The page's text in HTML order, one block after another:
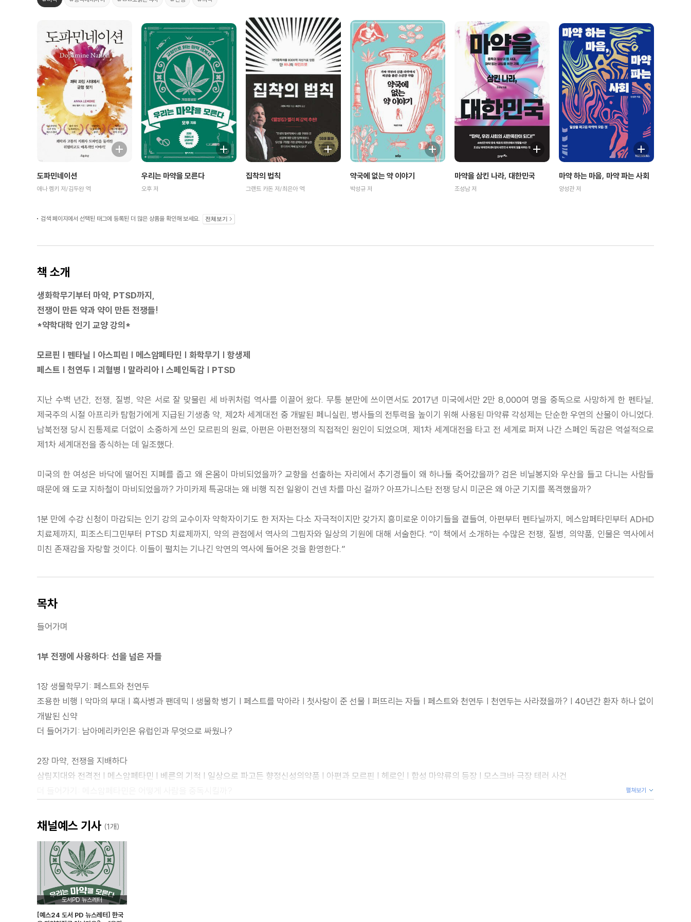
도파민네이션
애나 렘키 저/김두완 역
우리는 마약을 모른다
오후 저
집착의 법칙
그랜트 카돈 저/최은아 역
약국에 없는 약 이야기
박성규 저
마약을 삼킨 나라, 대한민국
조성남 저
마약 하는 마음, 마약 파는 사회
양성관 저
검색 페이지에서 선택된 태그에 등록된 더 많은 상품을 확인해 보세요. 전체보기
책 소개
생화학무기부터 마약, PTSD까지,
전쟁이 만든 약과 약이 만든 전쟁들!
*약학대학 인기 교양 강의*
모르핀 | 펜타닐 | 아스피린 | 메스암페타민 | 화학무기 | 항생제
페스트 | 천연두 | 괴혈병 | 말라리아 | 스페인독감 | PTSD
지난 수백 년간, 전쟁, 질병, 약은 서로 잘 맞물린 세 바퀴처럼 역사를 이끌어 왔다. 무통 분만에 쓰이면서도 2017년 미국에서만 2만 8,000여 명을 중독으로 사망하게 한 펜타닐,
제국주의 시절 아프리카 탐험가에게 지급된 기생충 약, 제2차 세계대전 중 개발된 페니실린, 병사들의 전투력을 높이기 위해 사용된 마약류 각성제는 단순한 우연의 산물이 아니었다.
남북전쟁 당시 진통제로 더없이 소중하게 쓰인 모르핀의 원료, 아편은 아편전쟁의 직접적인 원인이 되었으며, 제1차 세계대전을 타고 전 세계로 퍼져 나간 스페인 독감은 역설적으로
제1차 세계대전을 종식하는 데 일조했다.
미국의 한 여성은 바닥에 떨어진 지폐를 줍고 왜 온몸이 마비되었을까? 교향을 선출하는 자리에서 추기경들이 왜 하나둘 죽어갔을까? 검은 비닐봉지와 우산을 들고 다니는 사람들
때문에 왜 도쿄 지하철이 마비되었을까? 가미카제 특공대는 왜 비행 직전 일왕이 건넨 차를 마신 걸까? 아프가니스탄 전쟁 당시 미군은 왜 아군 기지를 폭격했을까?
1분 만에 수강 신청이 마감되는 인기 강의 교수이자 약학자이기도 한 저자는 다소 자극적이지만 갖가지 흥미로운 이야기들을 곁들여, 아편부터 펜타닐까지, 메스암페타민부터 ADHD
치료제까지, 피조스티그민부터 PTSD 치료제까지, 약의 관점에서 역사의 그림자와 일상의 기원에 대해 서술한다. “이 책에서 소개하는 수많은 전쟁, 질병, 의약품, 인물은 역사에서
미친 존재감을 자랑할 것이다. 이들이 펼치는 기나긴 악연의 역사에 들어온 것을 환영한다.”
목차
들어가며
1부 전쟁에 사용하다: 선을 넘은 자들
1장 생물학무기: 페스트와 천연두
조용한 비행 | 악마의 부대 | 흑사병과 팬데믹 | 생물학 병기 | 페스트를 막아라 | 첫사랑이 준 선물 | 퍼뜨리는 자들 | 페스트와 천연두 | 천연두는 사라졌을까? | 40년간 환자 하나 없이
개발된 신약
더 들어가기: 남아메리카인은 유럽인과 무엇으로 싸웠나?
2장 마약, 전쟁을 지배하다
삼림지대와 전격전 | 메스암페타민 | 베른의 기적 | 일상으로 파고든 향정신성의약품 | 아편과 모르핀 | 헤로인 | 합성 마약류의 등장 | 모스크바 극장 테러 사건
3장 화학무기와 해독제
더 들어가기: 아프가니스탄, 세계 최대 아편 생산지
2부 전쟁을 끝내다: 답을 찾는 자들
4장 비타민 전쟁
펼쳐보기
채널예스 기사 (1개)
도서PD 뉴스레터
[예스24 도서 PD 뉴스레터] 한국